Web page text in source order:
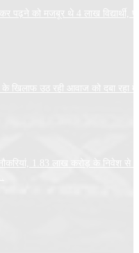
पढ़ने को मजबूर थे 4 लाख विद्यार्थी,
खिलाफ उठ रही आवाज को दबा रहा
1.83 लाख करोड़ के निवेश से